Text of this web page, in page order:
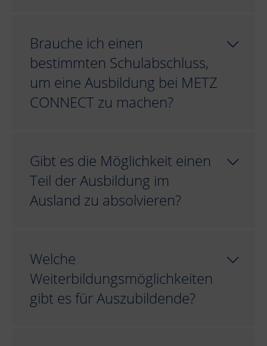
Brauche ich einen
bestimmten Schulabschluss,
um eine Ausbildung bei METZ
CONNECT zu machen?
Gibt es die Möglichkeit einen
Teil der Ausbildung im
Ausland zu absolvieren?
Welche
Weiterbildungsmöglichkeiten
gibt es für Auszubildende?